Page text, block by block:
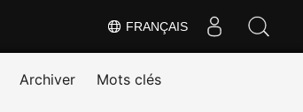
FRANÇAIS
Archiver Mots clés